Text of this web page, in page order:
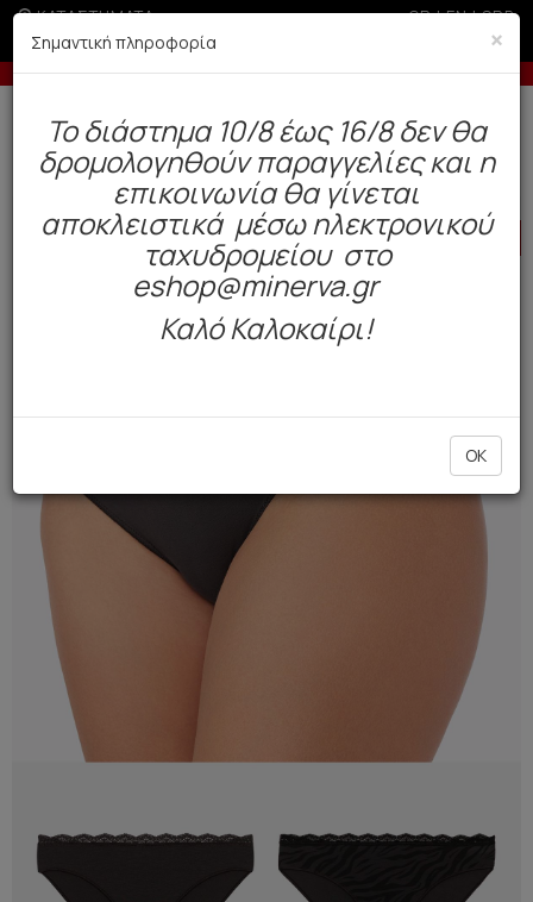
ΚΑΤΑΣΤΗΜΑΤΑ GR|EN|SRB
με πιστωτική άνω των 100€ -5% σε παραγγελίες
Δωρεάν αποστολή άνω των 49€. Παράδοση σε 3-5 εργάσιμες.
Γυναίκα Εσώρουχα Everyday Σλιπ
HOT
×
Σημαντική πληροφορία
To διάστημα 10/8 έως 16/8 δεν θα
δρομολογηθούν παραγγελίες και η
επικοινωνία θα γίνεται
αποκλειστικά μέσω ηλεκτρονικού
ταχυδρομείου στο
eshop@minerva.gr
Καλό Καλοκαίρι!
OK